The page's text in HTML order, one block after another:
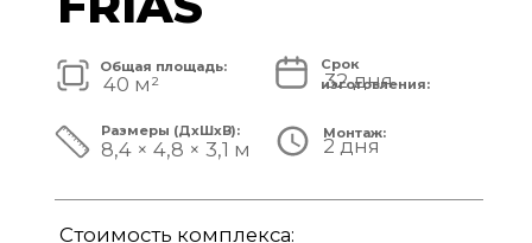
5 820 000 ₽
СМОТРЕТЬ ПРОЕКТ